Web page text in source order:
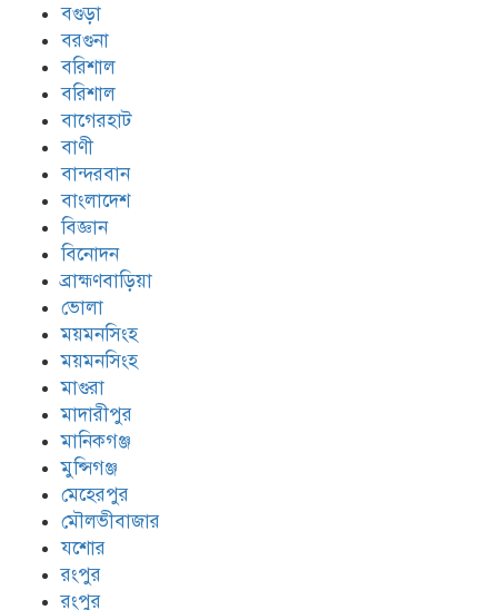
বগুড়া
বরগুনা
বরিশাল
বরিশাল
বাগেরহাট
বাণী
বান্দরবান
বাংলাদেশ
বিজ্ঞান
বিনোদন
ব্রাহ্মণবাড়িয়া
ভোলা
ময়মনসিংহ
ময়মনসিংহ
মাগুরা
মাদারীপুর
মানিকগঞ্জ
মুন্সিগঞ্জ
মেহেরপুর
মৌলভীবাজার
যশোর
রংপুর
রংপুর